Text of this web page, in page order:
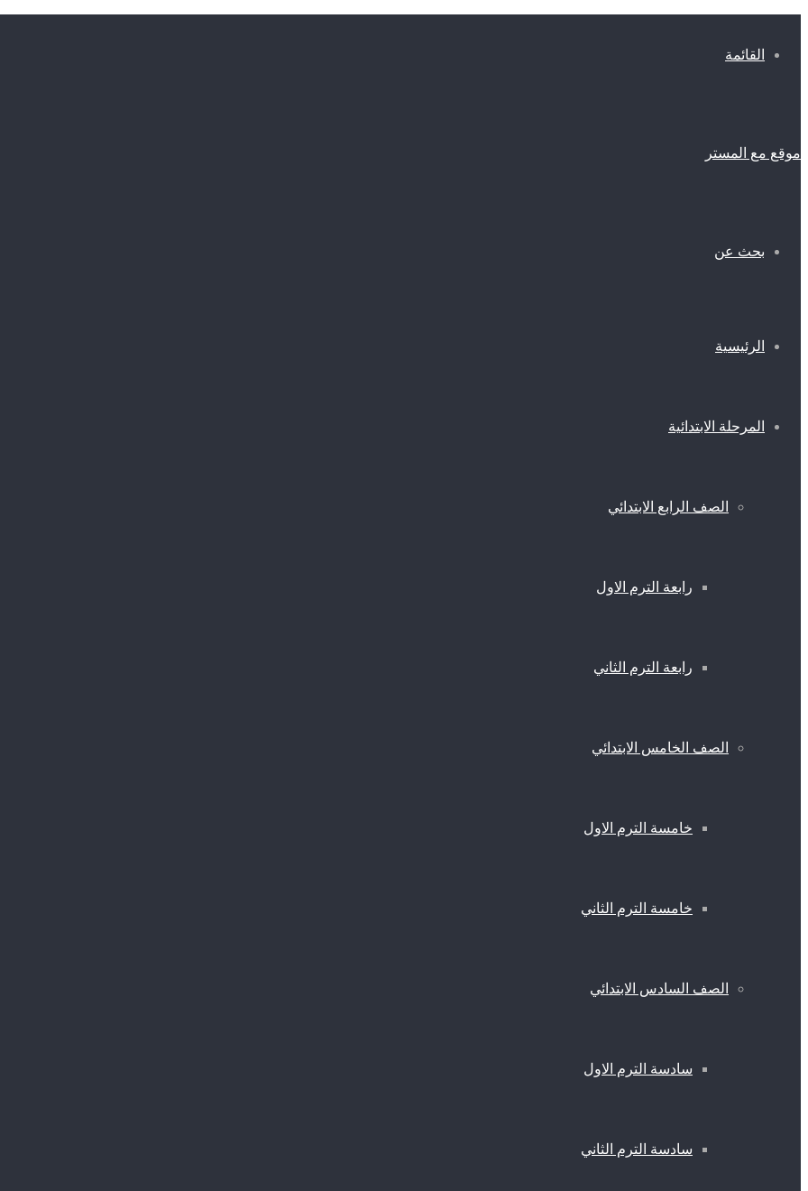
القائمة
موقع مع المستر
بحث عن
الرئيسية
المرحلة الابتدائية
الصف الرابع الابتدائي
رابعة الترم الاول
رابعة الترم الثاني
الصف الخامس الابتدائي
خامسة الترم الاول
خامسة الترم الثاني
الصف السادس الابتدائي
سادسة الترم الاول
سادسة الترم الثاني